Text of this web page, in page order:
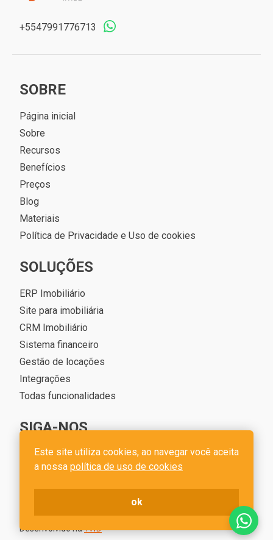
+5547991776713
SOBRE
Página inicial
Sobre
Recursos
Benefícios
Preços
Blog
Materiais
Política de Privacidade e Uso de cookies
SOLUÇÕES
ERP Imobiliário
Site para imobiliária
CRM Imobiliário
Sistema financeiro
Gestão de locações
Integrações
Todas funcionalidades
SIGA-NOS
Desenvolvido na1WD
Este site utiliza cookies, ao navegar você aceita
a nossa política de uso de cookies
ok